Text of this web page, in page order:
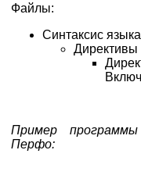
Файлы:
Синтаксис языка
Директивы
Пример
Перфо: